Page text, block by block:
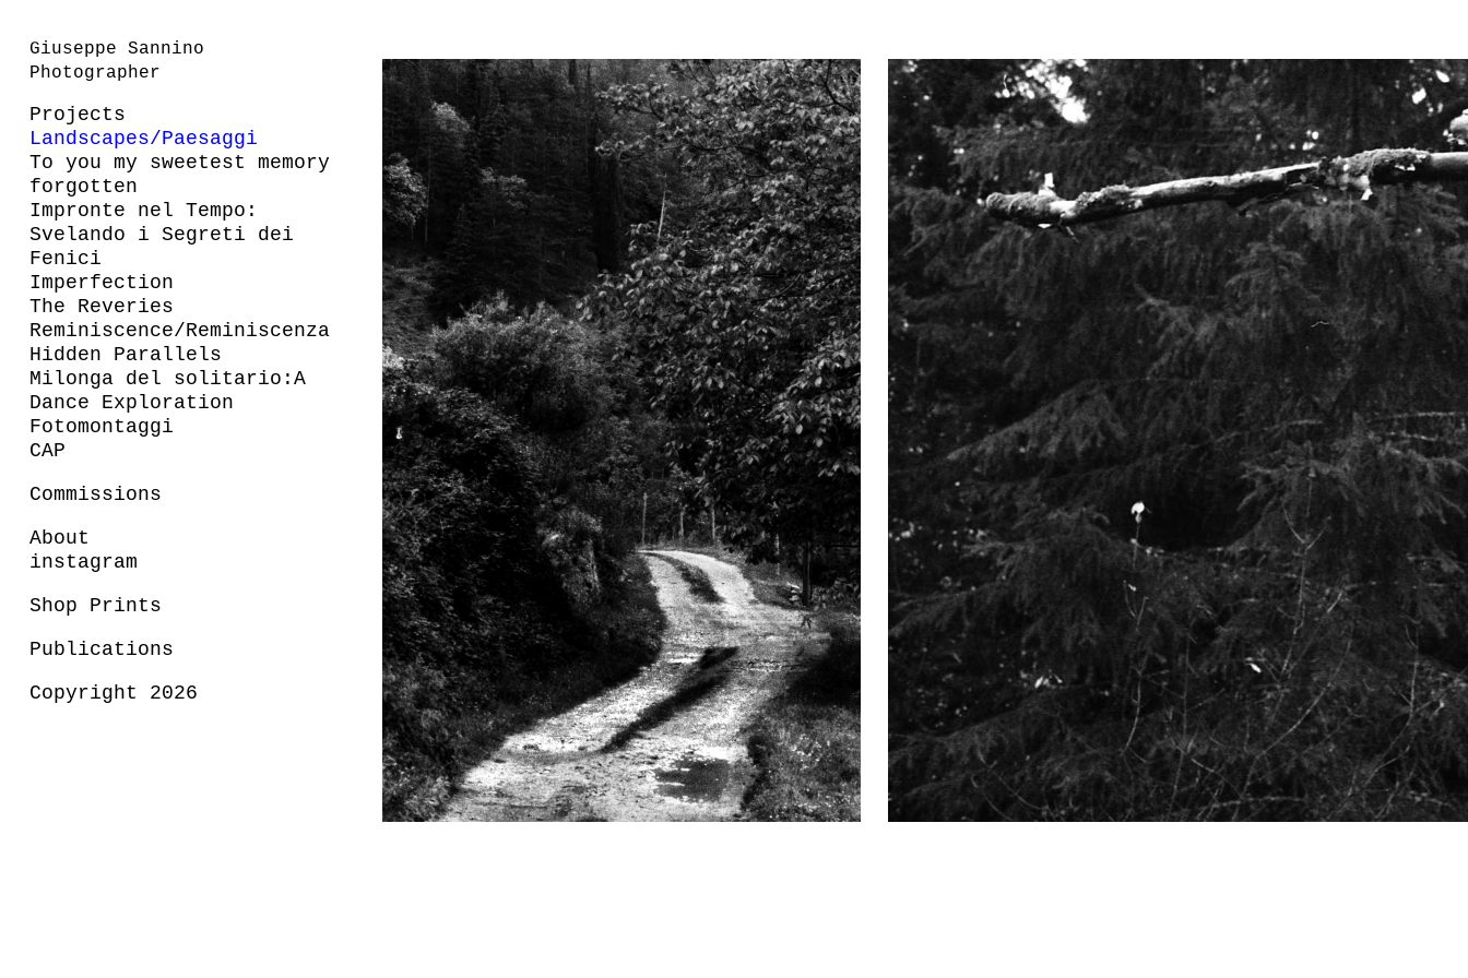
Giuseppe Sannino
Photographer
Projects
Landscapes/Paesaggi
To you my sweetest memory
forgotten
Impronte nel Tempo:
Svelando i Segreti dei
Fenici
Imperfection
The Reveries
Reminiscence/Reminiscenza
Hidden Parallels
Milonga del solitario:A
Dance Exploration
Fotomontaggi
CAP
Commissions
About
instagram
Shop Prints
Publications
Copyright 2026